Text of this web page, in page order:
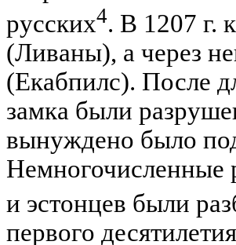
русских4. В 1207 г.
(Ливаны), а через
(Екабпилс). После
замка были
вынуждено было
Немногочисленные
и эстонцев были
первого